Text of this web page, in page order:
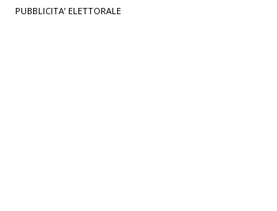
PUBBLICITA’ ELETTORALE